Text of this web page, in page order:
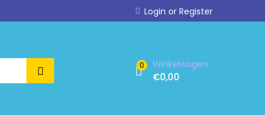
Login or Register
0 Winkelwagen
€0,00